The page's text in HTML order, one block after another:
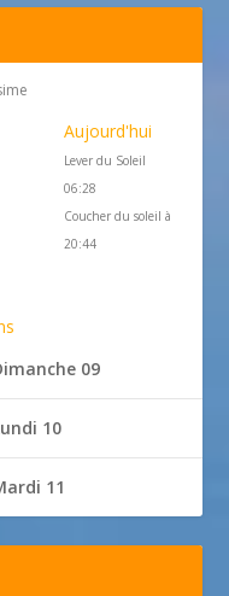
Aujourd'hui
Lever du Soleil
06:28
Coucher du soleil à
20:44
09
10
11